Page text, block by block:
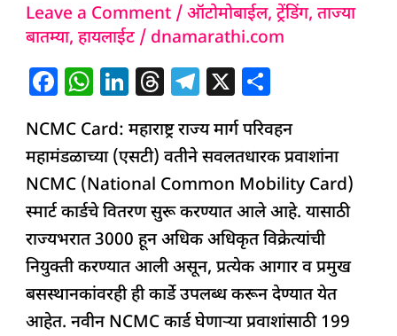
Leave a Comment /ऑटोमोबाईल,ट्रेंडिंग,ताज्या
बातम्या,हायलाईट/ dnamarathi.com
F
c
e
b
o
o
k
W
at
s
A
p
p
Li
k
e
dI
n
T
re
a
d
s
T
e
g
ra
m
X
ar
e
NCMC Card: महाराष्ट्र राज्य मार्ग परिवहन
महामंडळाच्या (एसटी) वतीने सवलतधारक प्रवाशांना
NCMC (National Common Mobility Card)
स्मार्ट कार्डचे वितरण सुरू करण्यात आले आहे. यासाठी
राज्यभरात 3000 हून अधिक अधिकृत विक्रेत्यांची
नियुक्ती करण्यात आली असून, प्रत्येक आगार व प्रमुख
बसस्थानकांवरही ही कार्डे उपलब्ध करून देण्यात येत
आहेत. नवीन NCMC कार्ड घेणाऱ्या प्रवाशांसाठी 199